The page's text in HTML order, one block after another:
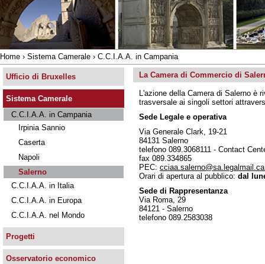
u
p
r
n
c
p
a
e
Tu
sei
qui
Home › Sistema Camerale › C.C.I.A.A. in Campania
La Camera di Commercio di
L'azione della Camera di Salerno è
trasversale ai singoli settori
Sede Legale e operativa
Via Generale Clark, 19-21
84131 Salerno
telefono 089.3068111 - Contact
fax 089.334865
PEC:
Orari di apertura al pubblico: dal
Sede di Rappresentanza
Via Roma, 29
84121 - Salerno
telefono 089.2583038
Ufficio di Bruxelles
Sistema Camerale
C.C.I.A.A. in Campania
Irpinia Sannio
Caserta
Napoli
Salerno
C.C.I.A.A. in Italia
C.C.I.A.A. in Europa
C.C.I.A.A. nel Mondo
Progetti
Osservatorio economico